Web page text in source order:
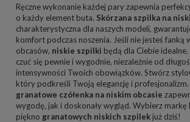
Ręczne wykonanie każdej pary zapewnia
o każdy element buta. Skórzana szpilka na
charakterystyczna dla naszych modeli,
komfort podczas noszenia. Jeśli nie jesteś fanką
obcasów, niskie szpilki będą dla Ciebie
czuć się pewnie i wygodnie, niezależnie od
intensywności Twoich obowiązków. Stwórz
który podkreśli Twoją elegancję i profesjonalizm.
granatowe czółenka na niskim obcasie
wygodę, jak i doskonały wygląd. Wybierz markę
piękno granatowych niskich szpilek już dziś!